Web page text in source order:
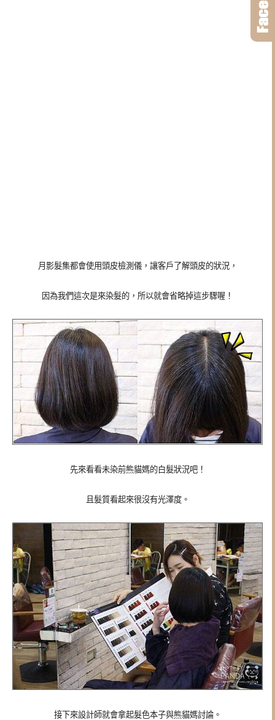
月影髮集都會使用頭皮檢測儀，讓客戶了解頭皮的狀況，
因為我們這次是來染髮的，所以就會省略掉這步驟喔！
先來看看未染前熊貓媽的白髮狀況吧！
且髮質看起來很沒有光澤度。
接下來設計師就會拿起髮色本子與熊貓媽討論。